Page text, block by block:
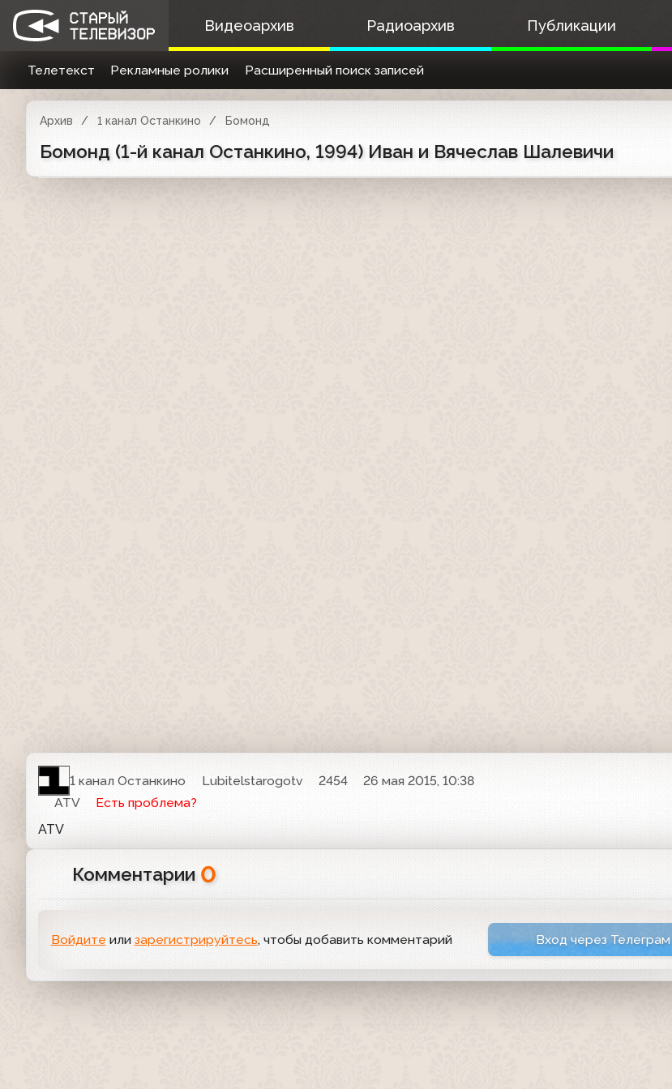
Видеоархив Радиоархив Публикации
Телетекст Рекламные ролики Расширенный поиск записей
Архив 1 канал Останкино Бомонд
Бомонд (1-й канал Останкино, 1994) Иван и Вячеслав Шалевичи
1 канал Останкино Lubitelstarogotv 2454
26 мая 2015, 10:38
ATV
Есть проблема?
ATV
Комментарии 0
Войдите или зарегистрируйтесь, чтобы добавить комментарий Вход через Телеграм